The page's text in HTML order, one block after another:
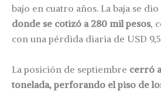
bajo en cuatro años. La baja se
donde se cotizó a 280 mil pesos,
con una pérdida diaria de USD
La posición de septiembre cerró
tonelada, perforando el piso de